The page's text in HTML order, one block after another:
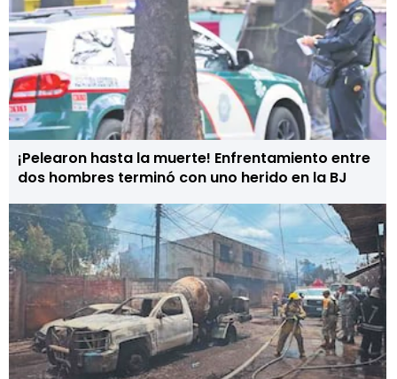
¡Pelearon hasta la muerte! Enfrentamiento entre
dos hombres terminó con uno herido en la BJ